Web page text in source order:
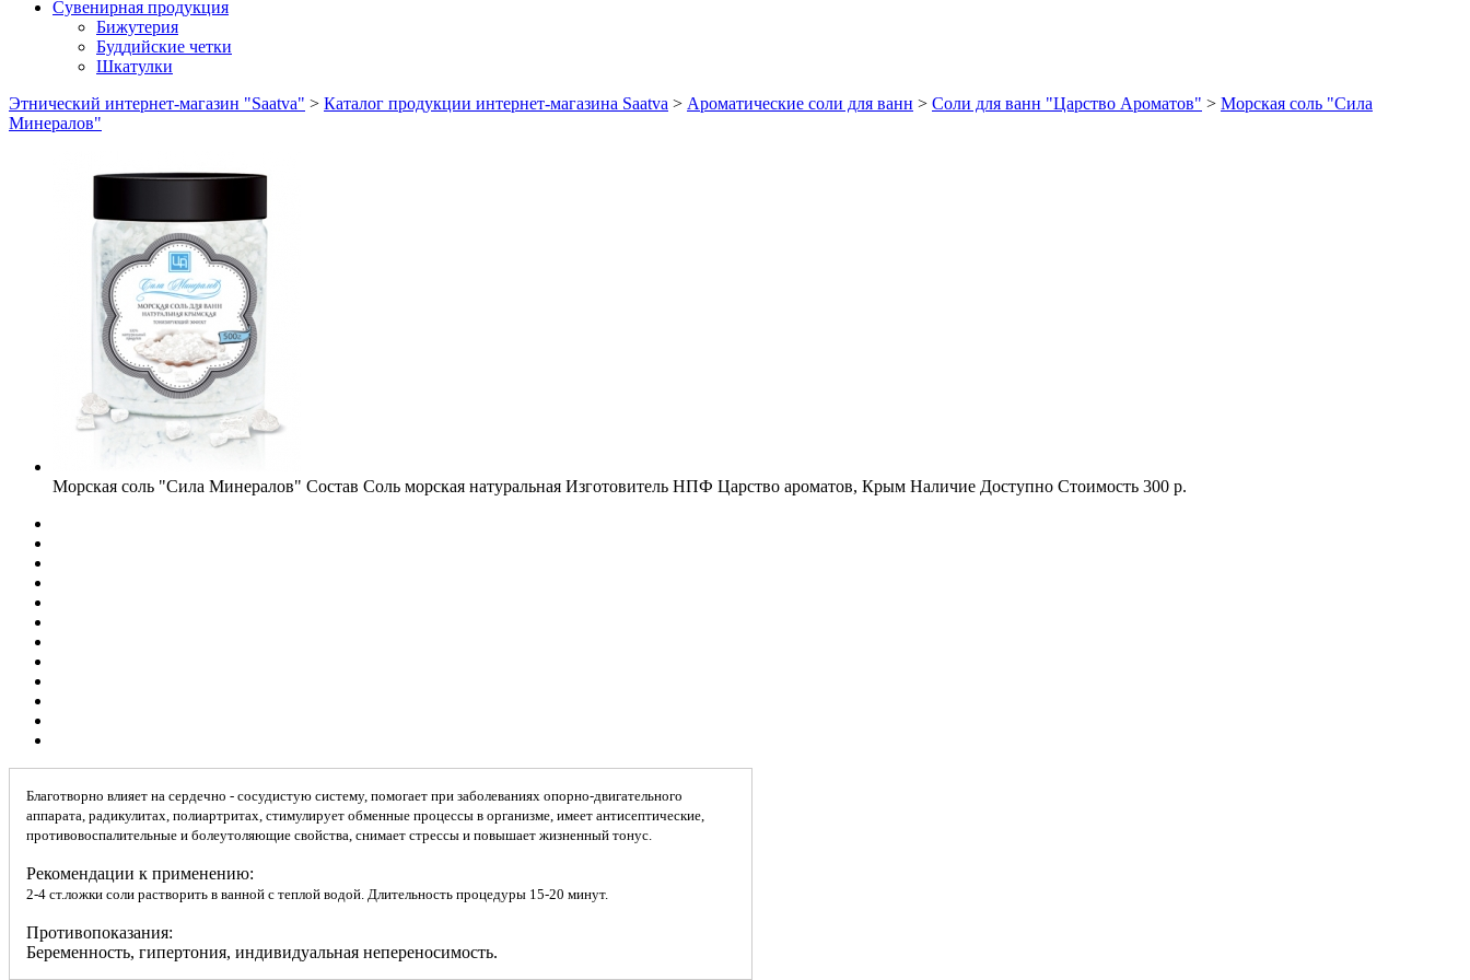
Сувенирная продукция
Бижутерия
Буддийские четки
Шкатулки
Этнический интернет-магазин "Saatva" > Каталог продукции интернет-магазина Saatva > Ароматические соли для ванн > Соли для ванн "Царство Ароматов" > Морская соль "Сила
Минералов"
Морская соль "Сила Минералов" Состав Соль морская натуральная Изготовитель НПФ Царство ароматов, Крым Наличие Доступно Стоимость 300 р.
Благотворно влияет на сердечно - сосудистую систему, помогает при заболеваниях опорно-двигательного
аппарата, радикулитах, полиартритах, стимулирует обменные процессы в организме, имеет антисептические,
противовоспалительные и болеутоляющие свойства, снимает стрессы и повышает жизненный тонус.
Рекомендации к применению:
2-4 ст.ложки соли растворить в ванной с теплой водой. Длительность процедуры 15-20 минут.
Противопоказания:
Беременность, гипертония, индивидуальная непереносимость.